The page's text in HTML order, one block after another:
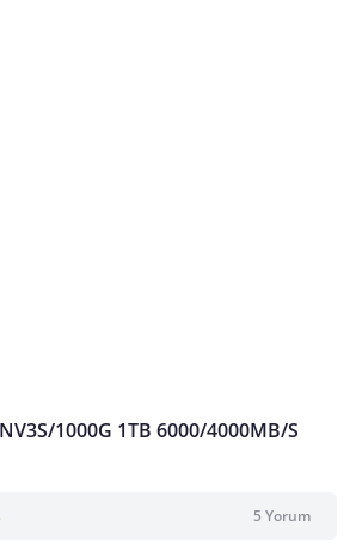
1000G 1TB 6000/4000MB/S
5 Yorum